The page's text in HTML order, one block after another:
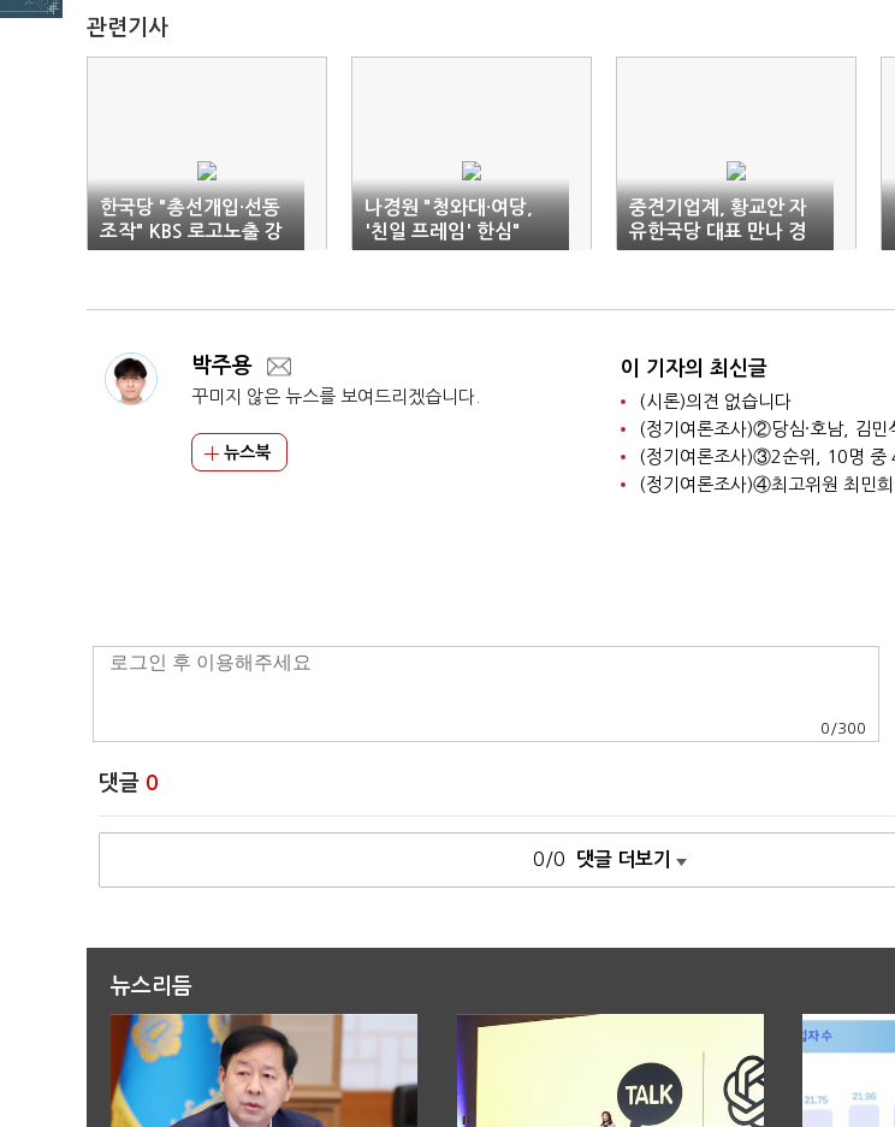
관련기사
한국당 "총선개입·선동
조작" KBS 로고노출 강
력 비판
나경원 "청와대·여당,
'친일 프레임' 한심"
중견기업계, 황교안 자
유한국당 대표 만나 경
영환경 개선 건의
박주용
꾸미지 않은 뉴스를 보여드리겠습니다.
뉴스북
이 기자의 최신글
(시론)의견 없습니다
(정기여론조사)②당심·호남, 김민
0 /300
댓글 0
0/0 댓글 더보기
뉴스리듬